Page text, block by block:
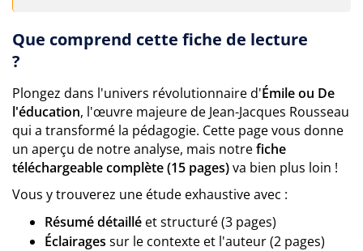
Que comprend cette fiche de lecture
?
Plongez dans l'univers révolutionnaire d'Émile ou De
l'éducation, l'œuvre majeure de Jean-Jacques Rousseau
qui a transformé la pédagogie. Cette page vous donne
un aperçu de notre analyse, mais notrefiche
téléchargeable complète (15 pages)va bien plus loin !
Vous y trouverez une étude exhaustive avec :
Résumé détaillé et structuré (3 pages)
Éclairages sur le contexte et l'auteur (2 pages)